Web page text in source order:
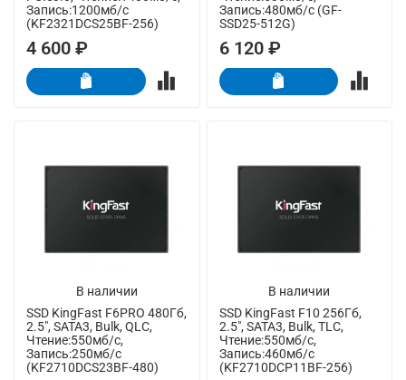
Запись:1200мб/с
(KF2321DCS25BF-256)
4 600 ₽
Запись:480мб/с (GF-
SSD25-512G)
6 120 ₽
В наличии
SSD KingFast F6PRO 480Гб,
2.5", SATA3, Bulk, QLC,
Чтение:550мб/с,
Запись:250мб/с
(KF2710DCS23BF-480)
В наличии
SSD KingFast F10 256Гб,
2.5", SATA3, Bulk, TLC,
Чтение:550мб/с,
Запись:460мб/с
(KF2710DCP11BF-256)